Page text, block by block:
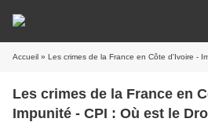
Accueil » Les crimes de la France en Côte d'Ivoire -
Les crimes de la France en
Impunité - CPI : Où est le